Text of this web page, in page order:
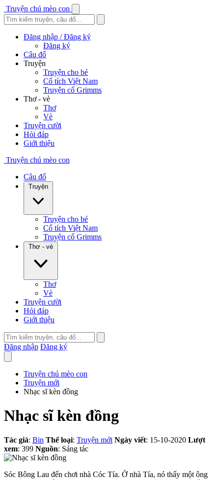
Truyện chú mèo con
Đăng nhập / Đăng ký
Đăng ký
Câu đố
Truyện
Truyện cho bé
Cổ tích Việt Nam
Truyện cổ Grimms
Thơ - vè
Thơ
Vè
Truyện cười
Hỏi đáp
Giới thiệu
Truyện chú mèo con
Câu đố
Truyện
Truyện cho bé
Cổ tích Việt Nam
Truyện cổ Grimms
Thơ - vè
Thơ
Vè
Truyện cười
Hỏi đáp
Giới thiệu
Đăng nhập Đăng ký
Truyện chú mèo con
Truyện mới
Nhạc sĩ kèn đồng
Nhạc sĩ kèn đồng
Tác giả: Bin Thể loại: Truyện mới Ngày viết: 15-10-2020 Lượt
xem: 399 Nguồn: Sáng tác
Sóc Bông Lau đến chơi nhà Cóc Tía. Ở nhà Tía, nó thấy một ông